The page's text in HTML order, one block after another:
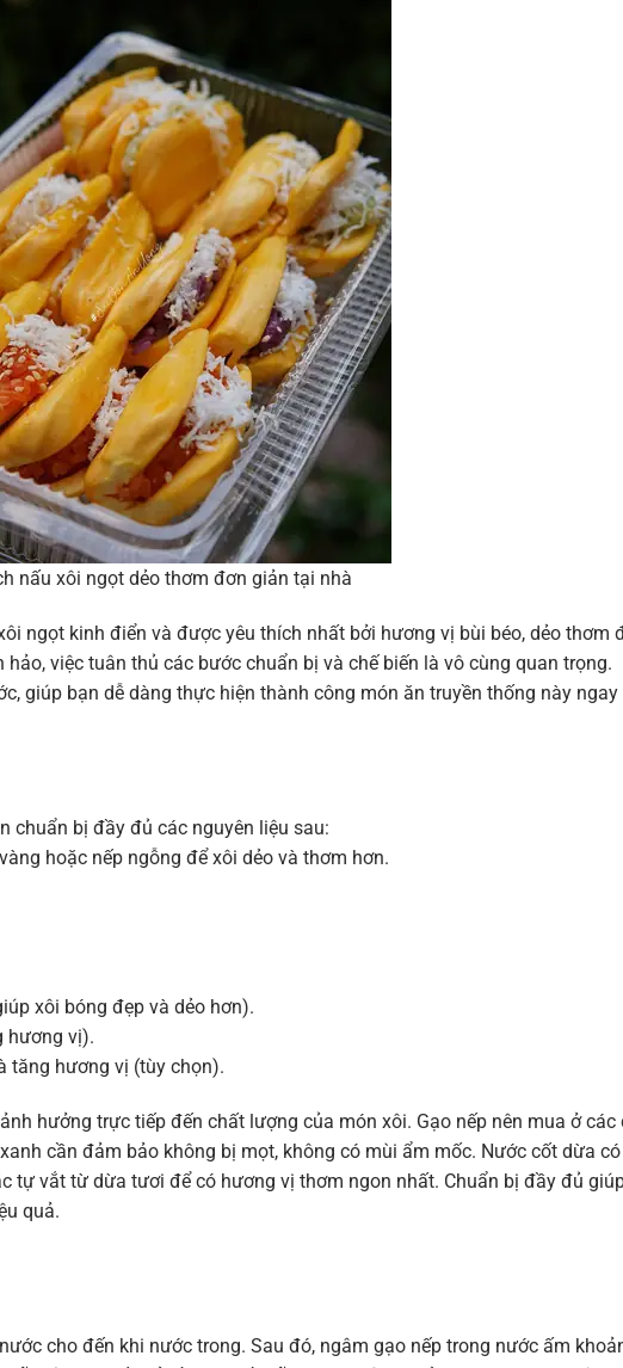
nấu xôi ngọt dẻo thơm đơn giản tại nhà
ngọt kinh điển và được yêu thích nhất bởi hương vị bùi béo, dẻo thơm
việc tuân thủ các bước chuẩn bị và chế biến là vô cùng quan trọng.
giúp bạn dễ dàng thực hiện thành công món ăn truyền thống này ngay
chuẩn bị đầy đủ các nguyên liệu sau:
hoặc nếp ngỗng để xôi dẻo và thơm hơn.
xôi bóng đẹp và dẻo hơn).
hương vị).
tăng hương vị (tùy chọn).
hưởng trực tiếp đến chất lượng của món xôi. Gạo nếp nên mua ở các
cần đảm bảo không bị mọt, không có mùi ẩm mốc. Nước cốt dừa
tự vắt từ dừa tươi để có hương vị thơm ngon nhất. Chuẩn bị đầy đủ
quả.
cho đến khi nước trong. Sau đó, ngâm gạo nếp trong nước ấm